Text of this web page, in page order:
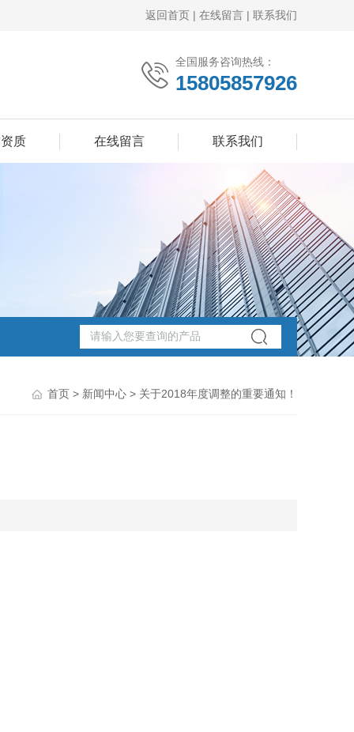
返回首页 | 在线留言 | 联系我们
全国服务咨询热线：
15805857926
质 在线留言 联系我们
首页 > 新闻中心 > 关于2018年度调整的重要通知！